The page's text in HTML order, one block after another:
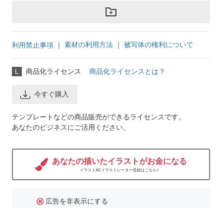
利用禁止事項 ｜ 素材の利用方法 ｜ 被写体の権利について
L 商品化ライセンス 商品化ライセンスとは？
今すぐ購入
テンプレートなどの商品販売ができるライセンスです。
あなたのビジネスにご活用ください。
あなたの描いたイラストがお金になる
イラストACイラストレーター登録はこちら>
広告を非表示にする